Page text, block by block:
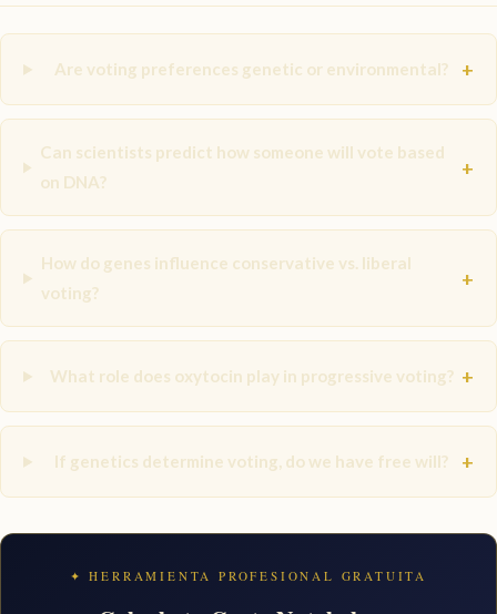
Are voting preferences genetic or environmental? +
Can scientists predict how someone will vote based
on DNA?
+
How do genes influence conservative vs. liberal
voting?
+
What role does oxytocin play in progressive voting? +
If genetics determine voting, do we have free will? +
✦ HERRAMIENTA PROFESIONAL GRATUITA